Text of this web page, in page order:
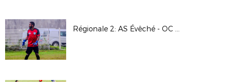
Régionale 2: AS Évêché - OC Des Avirons